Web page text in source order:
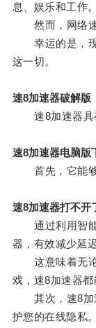
息、娱乐和工作。
然而，网络速
幸运的是，现
这一切。
速8加速器破解版
速8加速器具有
速8加速器电脑版
首先，它能够
速8加速器打不开
通过利用智能
器，有效减少延迟
这意味着无论
戏，速8加速器都
其次，速8加
护您的在线隐私。